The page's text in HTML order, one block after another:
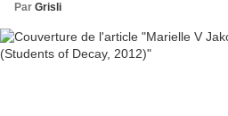
Par Grisli